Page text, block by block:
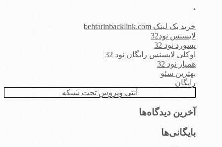
.
خرید بک لینک behtarinbacklink.com
لایسنس نود32
پسورد نود 32
اوکلی لایسنس رایگان نود 32
همیار نود 32
بهترین سئو
رایگان
آنتی ویروس تحت شبکه
آخرین دیدگاه‌ها
بایگانی‌ها